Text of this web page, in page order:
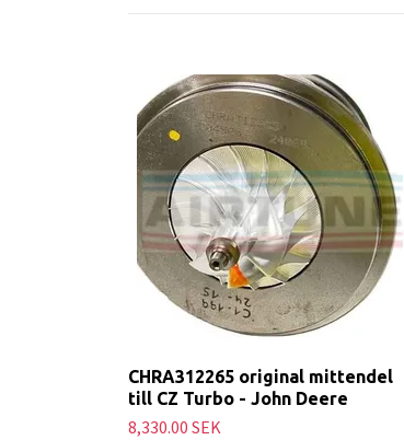
CHRA312265 original mittendel
till CZ Turbo - John Deere
8,330.00 SEK